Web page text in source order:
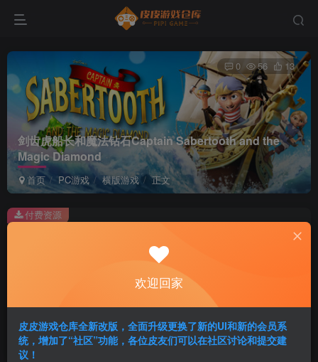
剑齿虎船长和魔法钻石Captain Sabertooth and the
Magic Diamond
首页 PC游戏 横版游戏 正文
0 56 13
剑齿虎船长和魔法钻石Captain Sabertooth and the Magic Diamond
此内容为付费资源，请付费后查看
2积分
黄金会员免费 超级会员免费
登录购买
付费资源
欢迎回家
皮皮游戏仓库全新改版，全面升级更换了新的UI和新的会员系
统，增加了“社区”功能，各位皮友们可以在社区讨论和提交建
议！